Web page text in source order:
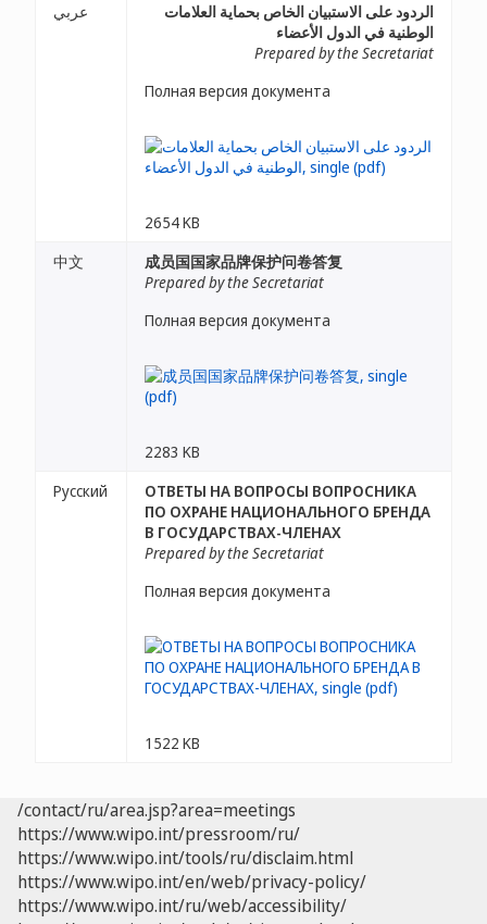
عربي
الردود على الاستبيان الخاص بحماية العلامات
الوطنية في الدول الأعضاء
Prepared by the Secretariat
Полная версия документа
2654 KB
中文
成员国国家品牌保护问卷答复
Prepared by the Secretariat
Полная версия документа
2283 KB
Русский
ОТВЕТЫ НА ВОПРОСЫ ВОПРОСНИКА
ПО ОХРАНЕ НАЦИОНАЛЬНОГО БРЕНДА
В ГОСУДАРСТВАХ-ЧЛЕНАХ
Prepared by the Secretariat
Полная версия документа
1522 KB
/contact/ru/area.jsp?area=meetings
https://www.wipo.int/pressroom/ru/
https://www.wipo.int/tools/ru/disclaim.html
https://www.wipo.int/en/web/privacy-policy/
https://www.wipo.int/ru/web/accessibility/